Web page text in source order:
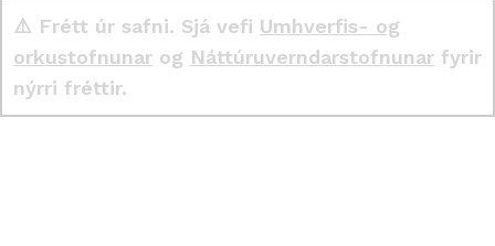
⚠️ Frétt úr safni. Sjá vefi Umhverfis- og
orkustofnunar og Náttúruverndarstofnunar fyrir
nýrri fréttir.